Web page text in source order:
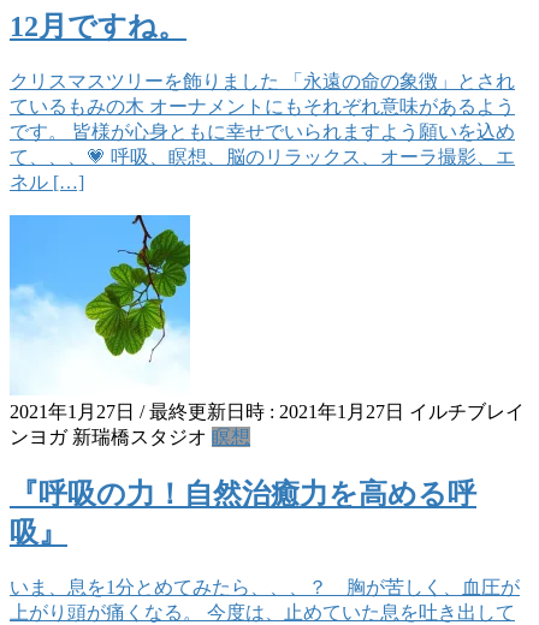
12月ですね。
クリスマスツリーを飾りました 「永遠の命の象徴」とされ
ているもみの木 オーナメントにもそれぞれ意味があるよう
です。 皆様が心身ともに幸せでいられますよう願いを込め
て、、、💗 呼吸、瞑想、脳のリラックス、オーラ撮影、エ
ネル […]
2021年1月27日 / 最終更新日時 : 2021年1月27日 イルチブレイ
ンヨガ 新瑞橋スタジオ 瞑想
『呼吸の力！自然治癒力を高める呼
吸』
いま、息を1分とめてみたら、、、？ 胸が苦しく、血圧が
上がり頭が痛くなる。 今度は、止めていた息を吐き出して